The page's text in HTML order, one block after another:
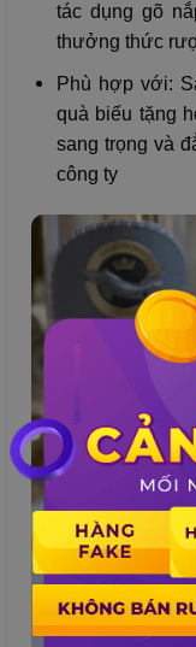
tác dụng gõ
thưởng thức
Phù hợp với:
quà biếu tặng
sang trọng và
công ty